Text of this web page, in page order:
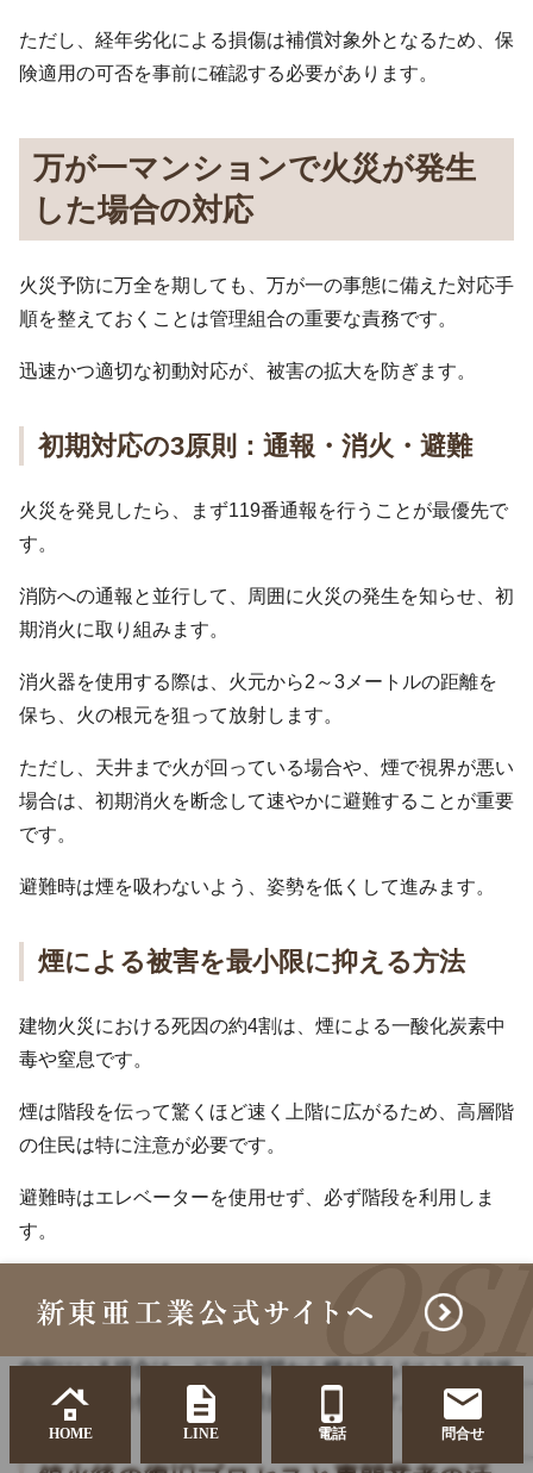
ただし、経年劣化による損傷は補償対象外となるため、保
険適用の可否を事前に確認する必要があります。
万が一マンションで火災が発生
した場合の対応
火災予防に万全を期しても、万が一の事態に備えた対応手
順を整えておくことは管理組合の重要な責務です。
迅速かつ適切な初動対応が、被害の拡大を防ぎます。
初期対応の3原則：通報・消火・避難
火災を発見したら、まず119番通報を行うことが最優先で
す。
消防への通報と並行して、周囲に火災の発生を知らせ、初
期消火に取り組みます。
消火器を使用する際は、火元から2～3メートルの距離を
保ち、火の根元を狙って放射します。
ただし、天井まで火が回っている場合や、煙で視界が悪い
場合は、初期消火を断念して速やかに避難することが重要
です。
避難時は煙を吸わないよう、姿勢を低くして進みます。
煙による被害を最小限に抑える方法
建物火災における死因の約4割は、煙による一酸化炭素中
毒や窒息です。
煙は階段を伝って驚くほど速く上階に広がるため、高層階
の住民は特に注意が必要です。
避難時はエレベーターを使用せず、必ず階段を利用しま
す。
いよう注意しながら避難します。
自室にいる場合は、ドアの隙間から煙が入らないよう目張
りをし、救助を待つことも選択肢となります。
HOME LINE 電話 問合せ